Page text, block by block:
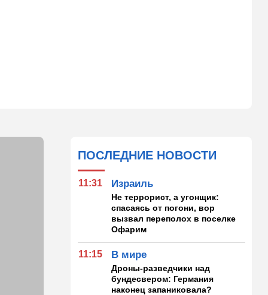
ПОСЛЕДНИЕ НОВОСТИ
11:31 Израиль
Не террорист, а угонщик:
спасаясь от погони, вор
вызвал переполох в поселке
Офарим
11:15 В мире
Дроны-разведчики над
бундесвером: Германия
наконец запаниковала?